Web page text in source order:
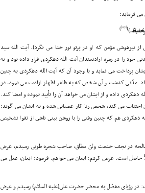
مى فرماید:
)
(
[49]
)
تیزهوشى مؤمن که او در پرتو نور خدا مى نگرد). آیت الله سید
است: شخصى که مدتى خود را در زمره ارادتمندان آیت الله دهکردى قرار داده بود و به
پرداخت مى نماید و با وجود آن که آیت الله دهکردى به چنین
مدّتى گذشت و آن شخص که به ظاهر اظهار ارادت مى نمود، در
داده و از ایشان مى خواهد آن را تأیید نموده و امضا کند.
مى کند، شخص ریا کار عصبانى شده و به ایشان مى گوید:
دهکردى هم که چنین وقتى را با روشن بینى ناشى از تقوا تشخیص
صالحه در نجف خدمت ولىّ مطلق، صاحب شجره طوبى رسیدم، عرض
حاصل است. عرض کردم: ایمان مى خواهم. فرمود: ایمان، عمل مى
در رؤیاى مفصّل به محضر حضرت على(علیه السلام) رسیدم و عرض